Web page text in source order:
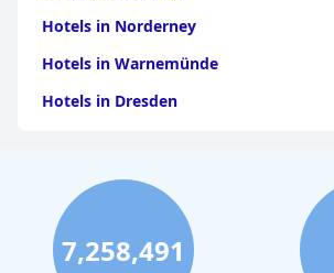
Hotels in Norderney
Hotels in Warnemünde
Hotels in Dresden
Hotels in Stuttgart
Hotels in Leipzig
Hotels in Bamberg
7,258,491